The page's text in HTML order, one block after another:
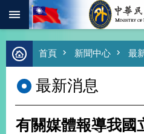
跳到主要內容區塊
進
階
尋
熱
首頁 新聞中心 最
最新消息
有關媒體報導我國